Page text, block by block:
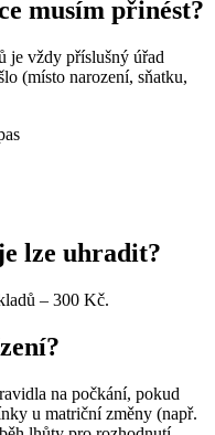
musím přinést?
je vždy příslušný úřad
(místo narození, sňatku,
lze uhradit?
– 300 Kč.
na počkání, pokud
u matriční změny (např.